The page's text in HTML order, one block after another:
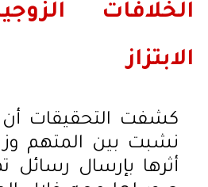
الخلافات
الابتزاز
كشفت التحقيقات أن
نشبت بين المتهم
أثرها بإرسال رسائل